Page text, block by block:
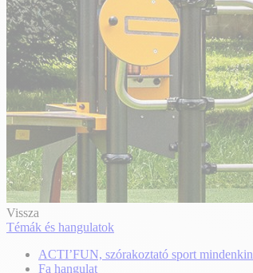
Vissza
Témák és hangulatok
ACTI’FUN, szórakoztató sport
Fa hangulat